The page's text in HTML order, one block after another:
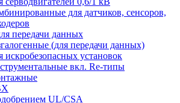
для датчиков, cенсоров,
передачи данных
(для передачи данных)
искробезопасных установок
вкл. Re-типы
UL/CSA